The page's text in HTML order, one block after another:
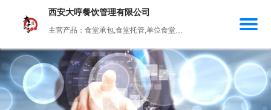
西安大哼餐饮管理有限公司
主营产品：食堂承包,食堂托管,单位食堂承包,中小学食堂承包,劳务食堂